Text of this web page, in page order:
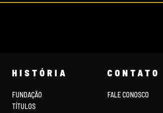
HISTÓRIA
FUNDAÇÃO
TÍTULOS
CONTATO
FALE CONOSCO